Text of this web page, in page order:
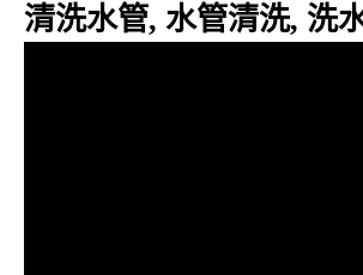
清洗水管, 水管清洗, 洗